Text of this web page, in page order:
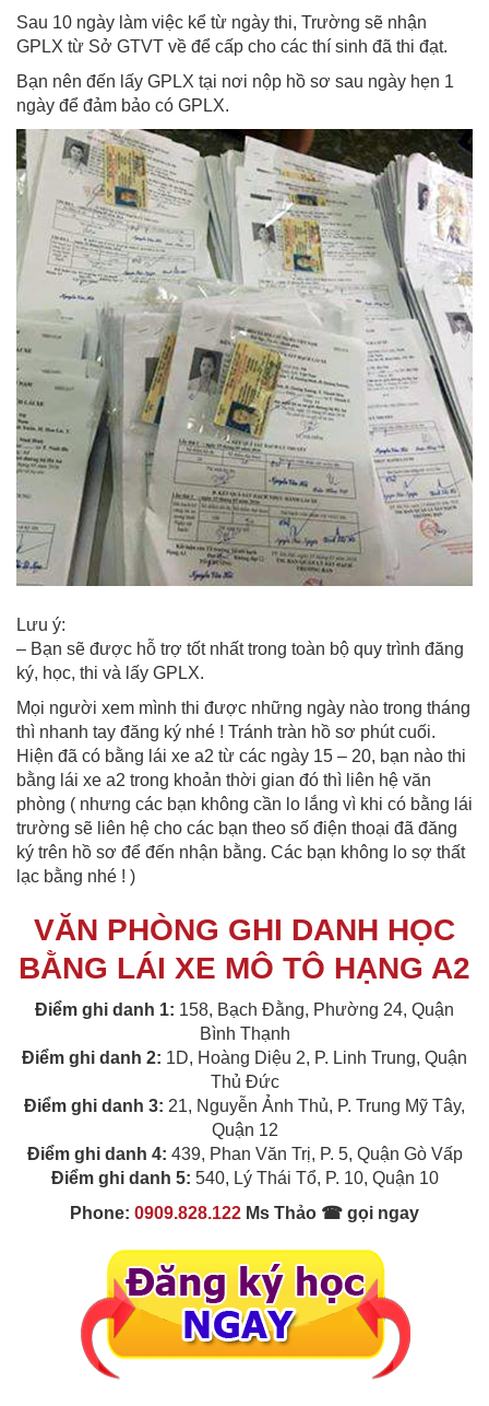
Sau 10 ngày làm việc kể từ ngày thi, Trường sẽ nhận
GPLX từ Sở GTVT về để cấp cho các thí sinh đã thi đạt.
Bạn nên đến lấy GPLX tại nơi nộp hồ sơ sau ngày hẹn 1
ngày để đảm bảo có GPLX.
Lưu ý:
– Bạn sẽ được hỗ trợ tốt nhất trong toàn bộ quy trình đăng
ký, học, thi và lấy GPLX.
Mọi người xem mình thi được những ngày nào trong tháng
thì nhanh tay đăng ký nhé ! Tránh tràn hồ sơ phút cuối.
Hiện đã có bằng lái xe a2 từ các ngày 15 – 20, bạn nào thi
bằng lái xe a2 trong khoản thời gian đó thì liên hệ văn
phòng ( nhưng các bạn không cần lo lắng vì khi có bằng lái
trường sẽ liên hệ cho các bạn theo số điện thoại đã đăng
ký trên hồ sơ để đến nhận bằng. Các bạn không lo sợ thất
lạc bằng nhé ! )
VĂN PHÒNG GHI DANH HỌC
BẰNG LÁI XE MÔ TÔ HẠNG A2
Điểm ghi danh 1: 158, Bạch Đằng, Phường 24, Quận
Bình Thạnh
Điểm ghi danh 2: 1D, Hoàng Diệu 2, P. Linh Trung, Quận
Thủ Đức
Điểm ghi danh 3: 21, Nguyễn Ảnh Thủ, P. Trung Mỹ Tây,
Quận 12
Điểm ghi danh 4: 439, Phan Văn Trị, P. 5, Quận Gò Vấp
Điểm ghi danh 5: 540, Lý Thái Tổ, P. 10, Quận 10
Phone: 0909.828.122 Ms Thảo ☎ gọi ngay